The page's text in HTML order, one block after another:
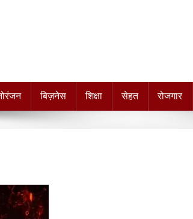
बिज़नेस शिक्षा सेहत रोजगार